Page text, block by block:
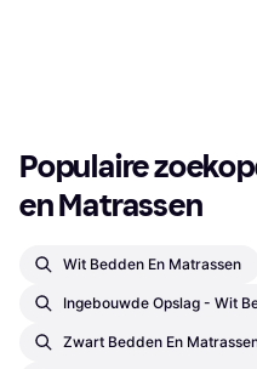
Populaire
en Matrassen
Wit Bedden En Matrassen
Ingebouwde Opslag - Wit
Zwart Bedden En